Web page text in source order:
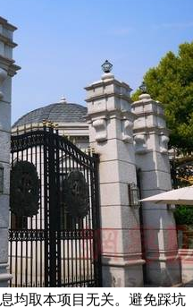
均取本项目无关。避免踩坑